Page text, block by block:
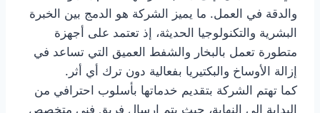
والدقة في العمل. ما يميز الشركة هو الدمج بين الخبرة
البشرية والتكنولوجيا الحديثة، إذ تعتمد على أجهزة
متطورة تعمل بالبخار والشفط العميق التي تساعد في
إزالة الأوساخ والبكتيريا بفعالية دون ترك أي أثر.
كما تهتم الشركة بتقديم خدماتها بأسلوب احترافي من
البداية إلى النهاية، حيث يتم إرسال فريق فني متخصص